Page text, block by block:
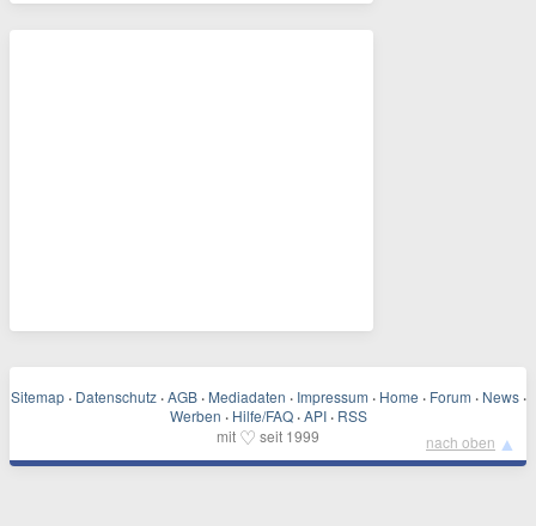
Sitemap · Datenschutz · AGB · Mediadaten · Impressum · Home · Forum · News ·
Werben · Hilfe/FAQ · API · RSS
mit ♡ seit 1999 nach oben ▲